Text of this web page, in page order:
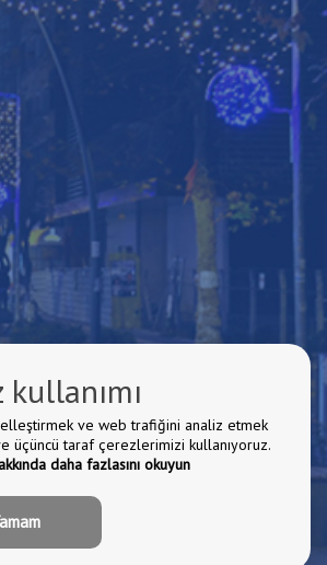
kullanımı
ve web trafiğini analiz etmek
üçüncü taraf çerezlerimizi kullanıyoruz.
daha fazlasını okuyun